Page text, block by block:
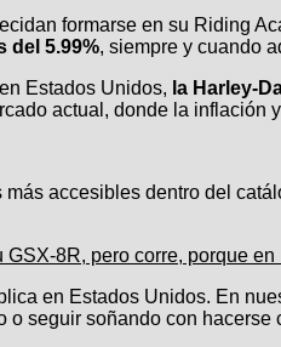
formarse en su Riding
del 5.99%, siempre y cuando
Estados Unidos, la Harley-
actual, donde la
accesibles dentro del
8R, pero corre, porque
en Estados Unidos. En
seguir soñando con